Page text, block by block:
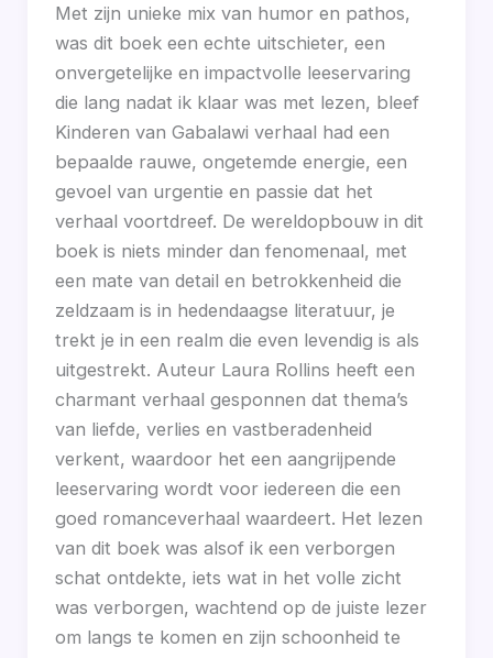
Met zijn unieke mix van humor en pathos,
was dit boek een echte uitschieter, een
onvergetelijke en impactvolle leeservaring
die lang nadat ik klaar was met lezen, bleef
Kinderen van Gabalawi verhaal had een
bepaalde rauwe, ongetemde energie, een
gevoel van urgentie en passie dat het
verhaal voortdreef. De wereldopbouw in dit
boek is niets minder dan fenomenaal, met
een mate van detail en betrokkenheid die
zeldzaam is in hedendaagse literatuur, je
trekt je in een realm die even levendig is als
uitgestrekt. Auteur Laura Rollins heeft een
charmant verhaal gesponnen dat thema’s
van liefde, verlies en vastberadenheid
verkent, waardoor het een aangrijpende
leeservaring wordt voor iedereen die een
goed romanceverhaal waardeert. Het lezen
van dit boek was alsof ik een verborgen
schat ontdekte, iets wat in het volle zicht
was verborgen, wachtend op de juiste lezer
om langs te komen en zijn schoonheid te